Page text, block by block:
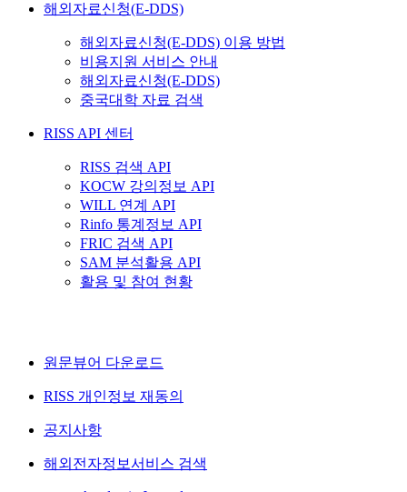
해외자료신청(E-DDS)
해외자료신청(E-DDS) 이용 방법
비용지원 서비스 안내
해외자료신청(E-DDS)
중국대학 자료 검색
RISS API 센터
RISS 검색 API
KOCW 강의정보 API
WILL 연계 API
Rinfo 통계정보 API
FRIC 검색 API
SAM 분석활용 API
활용 및 참여 현황
원문뷰어 다운로드
RISS 개인정보 재동의
공지사항
해외전자정보서비스 검색